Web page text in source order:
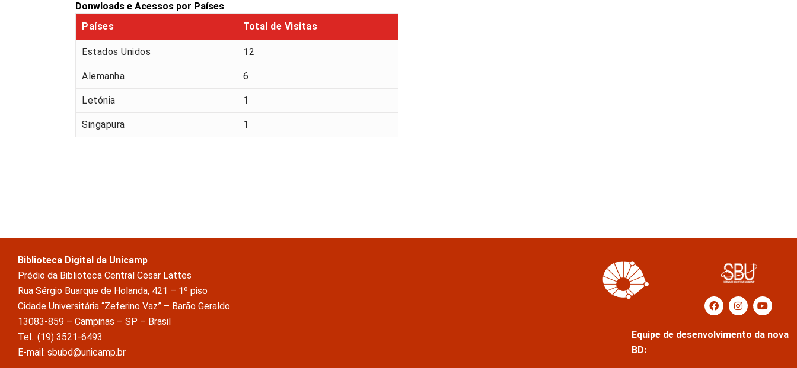
Donwloads e Acessos por Países
Países
Total de Visitas
Estados Unidos 12
Alemanha 6
Letónia 1
Singapura 1
Biblioteca Digital da Unicamp
Prédio da Biblioteca Central Cesar Lattes
Rua Sérgio Buarque de Holanda, 421 – 1º piso
Cidade Universitária “Zeferino Vaz” – Barão Geraldo
13083-859 – Campinas – SP – Brasil
Tel.: (19) 3521-6493
E-mail: sbubd@unicamp.br
Equipe de desenvolvimento da nova
BD: